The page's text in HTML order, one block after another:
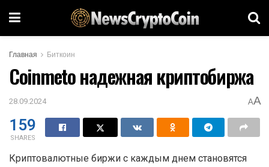
Главная Биткоин
Coinmeto надежная криптобиржа
28.09.2024 AA
159
SHARES
Криптовалютные биржи с каждым днем становятся